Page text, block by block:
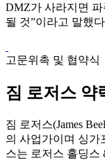
DMZ가 사라지면
될 것”이라고 말했
고문위촉 및 협약식
짐 로저스 약
짐 로저스(James
의 사업가이며 싱가
스는 로저스 홀딩스